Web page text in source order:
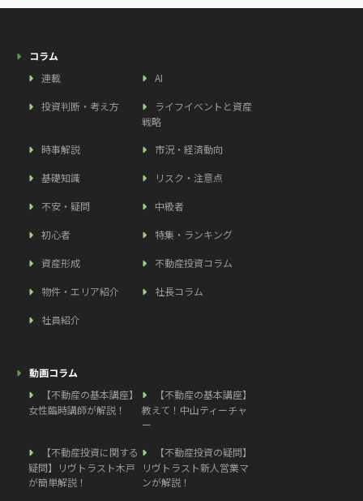
コラム
連載
AI
投資判断・考え方
ライフイベントと資産
戦略
時事解説
市況・経済動向
基礎知識 リスク・注意点
不安・疑問 中級者
初心者 特集・ランキング
資産形成 不動産投資コラム
物件・エリア紹介 社長コラム
社員紹介
動画コラム
【不動産の基本講座】
女性臨時講師が解説！
【不動産の基本講座】
教えて！中山ティーチャ
ー
【不動産投資に関する
疑問】リヴトラスト木戸
が簡単解説！
【不動産投資の疑問】
リヴトラスト新人営業マ
ンが解説！